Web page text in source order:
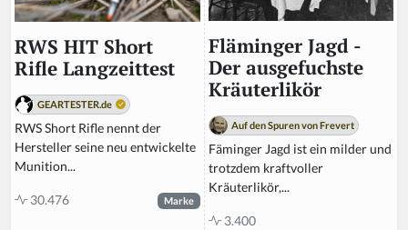
RWS HIT Short
Rifle Langzeittest
GEARTESTER.de
RWS Short Rifle nennt der
Hersteller seine neu entwickelte
Munition...
30.476 Marke
Fläminger Jagd -
Der ausgefuchste
Kräuterlikör
Auf den Spuren von Frevert
Fäminger Jagd ist ein milder und
trotzdem kraftvoller
Kräuterlikör,...
3.400